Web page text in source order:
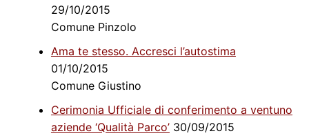
29/10/2015
Comune Pinzolo
Ama te stesso. Accresci l’autostima
01/10/2015
Comune Giustino
Cerimonia Ufficiale di conferimento a ventuno
aziende ‘Qualità Parco’30/09/2015